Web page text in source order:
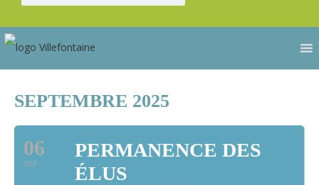
SEPTEMBRE 2025
06
SEP
PERMANENCE DES
ÉLUS